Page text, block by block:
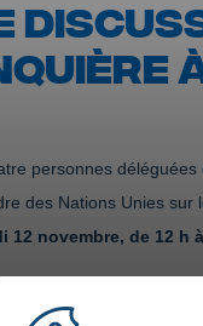
personnes déléguées
des Nations Unies sur
12 novembre, de 12 h